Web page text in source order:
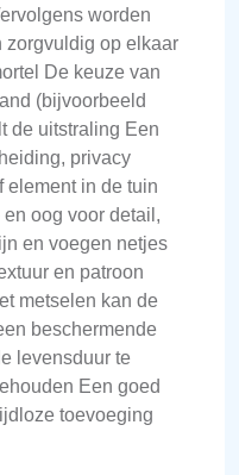
worden
zorgvuldig op elkaar
De keuze van
(bijvoorbeeld
de uitstraling Een
privacy
element in de tuin
oog voor detail,
en voegen netjes
en patroon
metselen kan de
beschermende
levensduur te
Een goed
toevoeging